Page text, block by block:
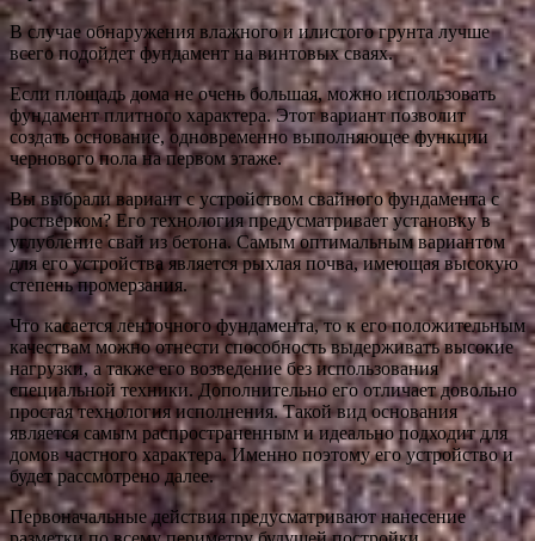
В случае обнаружения влажного и илистого грунта лучше
всего подойдет фундамент на винтовых сваях.
Если площадь дома не очень большая, можно использовать
фундамент плитного характера. Этот вариант позволит
создать основание, одновременно выполняющее функции
чернового пола на первом этаже.
Вы выбрали вариант с устройством свайного фундамента с
ростверком? Его технология предусматривает установку в
углубление свай из бетона. Самым оптимальным вариантом
для его устройства является рыхлая почва, имеющая высокую
степень промерзания.
Что касается ленточного фундамента, то к его положительным
качествам можно отнести способность выдерживать высокие
нагрузки, а также его возведение без использования
специальной техники. Дополнительно его отличает довольно
простая технология исполнения. Такой вид основания
является самым распространенным и идеально подходит для
домов частного характера. Именно поэтому его устройство и
будет рассмотрено далее.
Первоначальные действия предусматривают нанесение